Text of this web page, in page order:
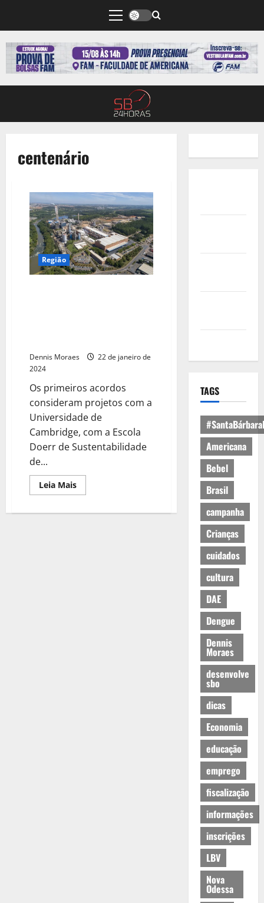
centenário
Região
Dennis Moraes
22 de janeiro de
2024
Os primeiros acordos
consideram projetos com a
Universidade de
Cambridge, com a Escola
Doerr de Sustentabilidade
de...
Leia Mais
TAGS
Americana
Bebel
Brasil
campanha
Crianças
cuidados
cultura
DAE
Dengue
Dennis
Moraes
desenvolve
sbo
dicas
Economia
educação
emprego
fiscalização
informações
inscrições
LBV
Nova
Odessa